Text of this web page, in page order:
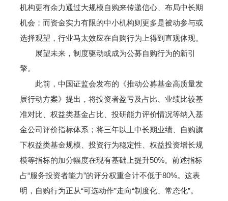
机构更有余力通过大规模自购来传递信心、布局中长期
机会；而资金实力有限的中小机构则更多是被动参与或
选择观望，行业马太效应在自购行为上得到直观体现。
展望未来，制度驱动或成为公募自购行为的新引
擎。
此前，中国证监会发布的《推动公募基金高质量发
展行动方案》提出，将投资者盈亏及占比、业绩比较基
准对比、权益类基金占比、投研能力评价情况等纳入基
金公司评价指标体系；将三年以上中长期业绩、自购旗
下权益类基金规模、投资行为稳定性、权益投资增长规
模等指标的加分幅度在现有基础上提升50%。前述指标
占“服务投资者能力”的评分权重合计不低于80%。这表
明，自购行为正从“可选动作”走向“制度化、常态化”。